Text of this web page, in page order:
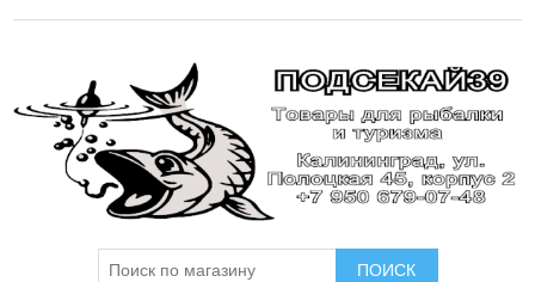
ПОИСК